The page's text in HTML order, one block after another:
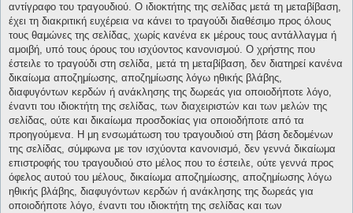
αντίγραφο του τραγουδιού. Ο ιδιοκτήτης της σελίδας μετά τη μεταβίβαση,
έχει τη διακριτική ευχέρεια να κάνει το τραγούδι διαθέσιμο προς όλους
τους θαμώνες της σελίδας, χωρίς κανένα εκ μέρους τους αντάλλαγμα ή
αμοιβή, υπό τους όρους του ισχύοντος κανονισμού. Ο χρήστης που
έστειλε το τραγούδι στη σελίδα, μετά τη μεταβίβαση, δεν διατηρεί κανένα
δικαίωμα αποζημίωσης, αποζημίωσης λόγω ηθικής βλάβης,
διαφυγόντων κερδών ή ανάκλησης της δωρεάς για οποιοδήποτε λόγο,
έναντι του ιδιοκτήτη της σελίδας, των διαχειριστών και των μελών της
σελίδας, ούτε και δικαίωμα προσδοκίας για οποιοδήποτε από τα
προηγούμενα. Η μη ενσωμάτωση του τραγουδιού στη βάση δεδομένων
της σελίδας, σύμφωνα με τον ισχύοντα κανονισμό, δεν γεννά δικαίωμα
επιστροφής του τραγουδιού στο μέλος που το έστειλε, ούτε γεννά προς
όφελος αυτού του μέλους, δικαίωμα αποζημίωσης, αποζημίωσης λόγω
ηθικής βλάβης, διαφυγόντων κερδών ή ανάκλησης της δωρεάς για
οποιοδήποτε λόγο, έναντι του ιδιοκτήτη της σελίδας και των